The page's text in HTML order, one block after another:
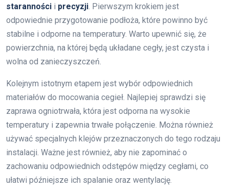
staranności i precyzji . Pierwszym krokiem jest
odpowiednie przygotowanie podłoża, które powinno być
stabilne i odporne na temperatury. Warto upewnić się, że
powierzchnia, na której będą układane cegły, jest czysta i
wolna od zanieczyszczeń.
Kolejnym istotnym etapem jest wybór odpowiednich
materiałów do mocowania cegieł. Najlepiej sprawdzi się
zaprawa ogniotrwała, która jest odporna na wysokie
temperatury i zapewnia trwałe połączenie. Można również
używać specjalnych klejów przeznaczonych do tego rodzaju
instalacji. Ważne jest również, aby nie zapominać o
zachowaniu odpowiednich odstępów między cegłami, co
ułatwi późniejsze ich spalanie oraz wentylację.